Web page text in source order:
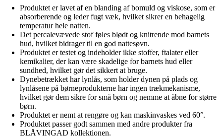
Produktet er lavet af en blanding af bomuld og viskose, som er
absorberende og leder fugt væk, hvilket sikrer en behagelig
temperatur hele natten.
Det percalevævede stof føles blødt og knitrende mod barnets
hud, hvilket bidrager til en god nattesøvn.
Produktet er testet og indeholder ikke stoffer, ftalater eller
kemikalier, der kan være skadelige for barnets hud eller
sundhed, hvilket gør det sikkert at bruge.
Dynebetrækket har lynlås, som holder dynen på plads og
lynlåsene på børneprodukterne har ingen trækmekanisme,
hvilket gør dem sikre for små børn og nemme at åbne for større
børn.
Produktet er nemt at rengøre og kan maskinvaskes ved 60°.
Produktet passer godt sammen med andre produkter fra
BLÅVINGAD kollektionen.